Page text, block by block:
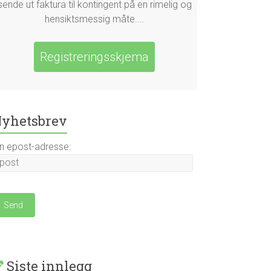
ut faktura til kontingent på en rimelig og
hensiktsmessig måte....
Registreringsskjema
epost-adresse:
Siste innlegg